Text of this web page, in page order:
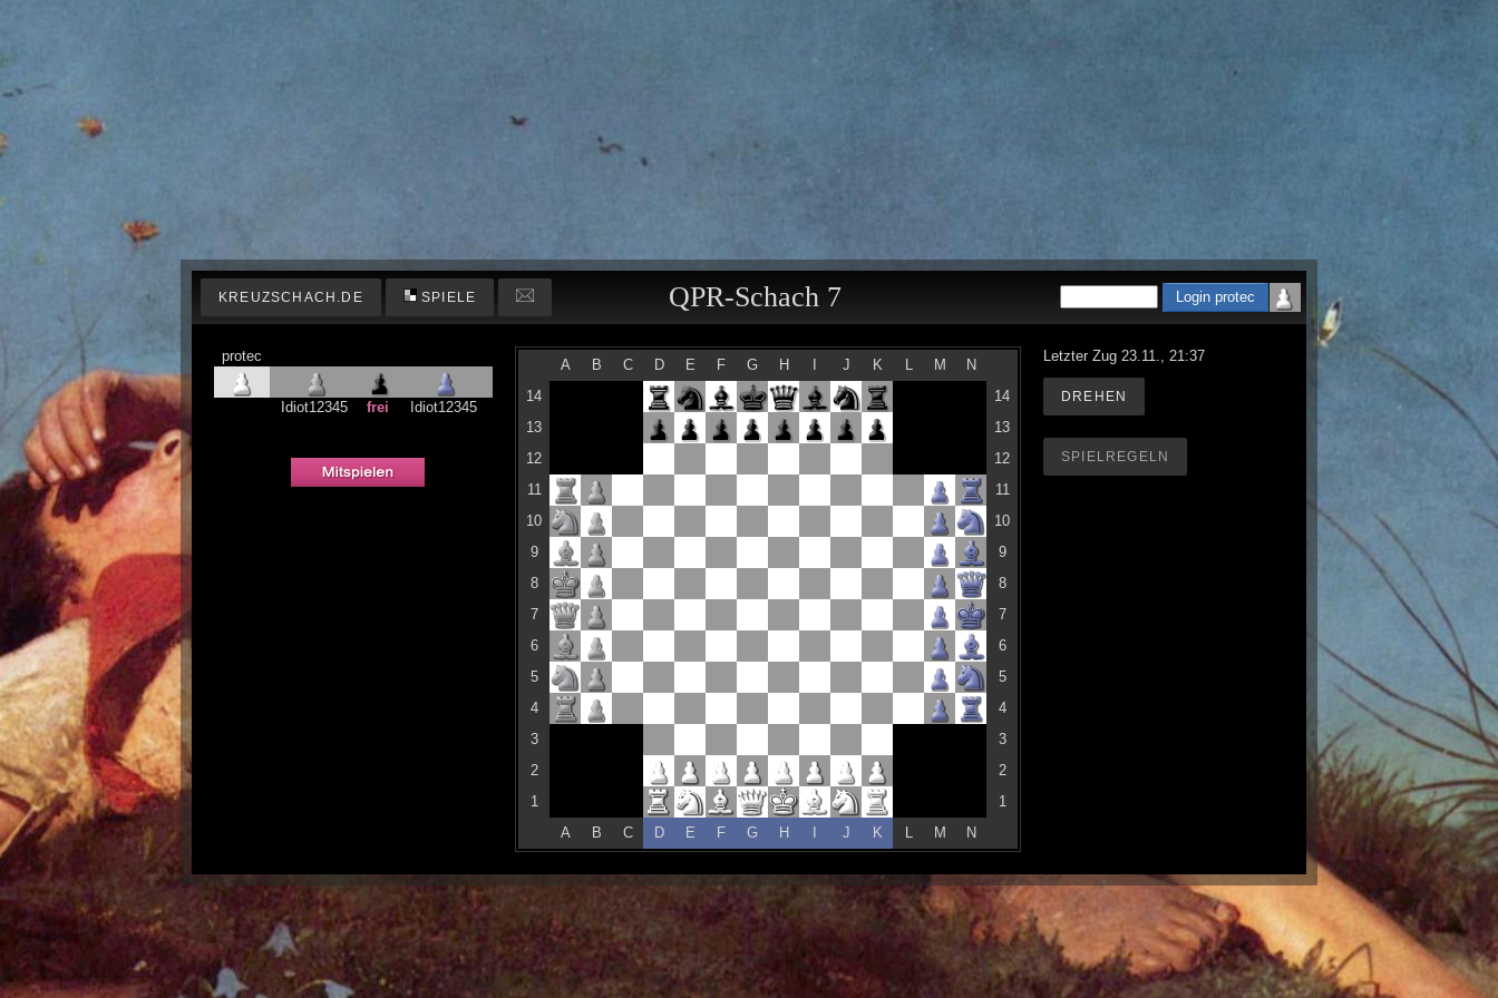
KREUZSCHACH.DE SPIELE QPR-Schach 7
protec
Idiot12345 frei Idiot12345
A B C D E F G H J K M
N
14
14
13
13
12
12
11
11
10
10
9
9
8
8
7
7
6
6
5
5
4
4
3
3
2
2
1
1
A
B C D E F G H J K M N
Letzter Zug 23.11., 21:37
DREHEN
SPIELREGELN